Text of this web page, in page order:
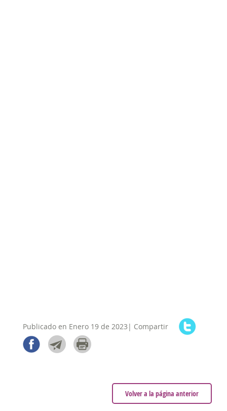
Publicado en Enero 19 de 2023| Compartir
Volver a la página anterior